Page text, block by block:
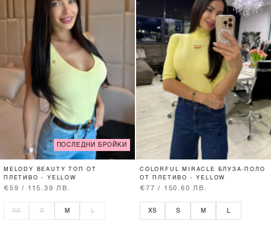
ПОСЛЕДНИ БРОЙКИ
MELODY BEAUTY ТОП ОТ
ПЛЕТИВО - YELLOW
€59 / 115.39 ЛВ.
XS S M L
COLORFUL MIRACLE БЛУЗА-ПОЛО
ОТ ПЛЕТИВО - YELLOW
€77 / 150.60 ЛВ.
XS S M L